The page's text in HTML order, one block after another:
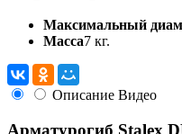
Максимальный
Масса7 кг.
Описание Видео
Арматурогиб Stalex